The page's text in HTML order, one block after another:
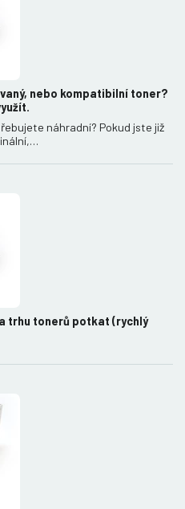
nebo kompatibilní toner?
náhradní? Pokud jste již
trhu tonerů potkat (rychlý